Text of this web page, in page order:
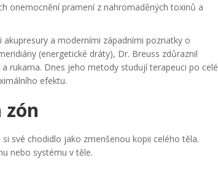
onemocnění pramení z nahromaděných toxinů a
a moderními západními poznatky o
(energetické dráty), Dr. Breuss zdůraznil
rukama. Dnes jeho metody studují terapeuci po celé
efektu.
své chodidlo jako zmenšenou kopii celého těla.
nebo systému v těle.